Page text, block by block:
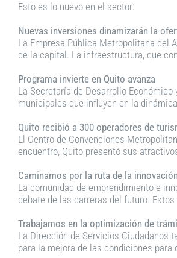
Esto es lo nuevo en el sector:
Nuevas inversiones dinamizarán la
La Empresa Pública Metropolitana del
de la capital. La infraestructura, que
Programa invierte en Quito avanza
La Secretaría de Desarrollo
municipales que influyen en la
Quito recibió a 300 operadores de
El Centro de Convenciones
encuentro, Quito presentó sus
Caminamos por la ruta de la innovación
La comunidad de emprendimiento e
debate de las carreras del futuro.
Trabajamos en la optimización de
La Dirección de Servicios Ciudadanos
para la mejora de las condiciones para